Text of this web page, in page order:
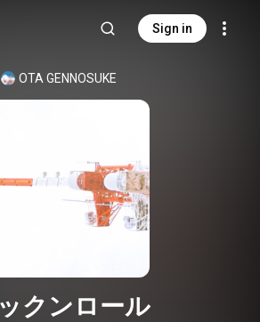
Sign in
OTA GENNOSUKE
クンロール